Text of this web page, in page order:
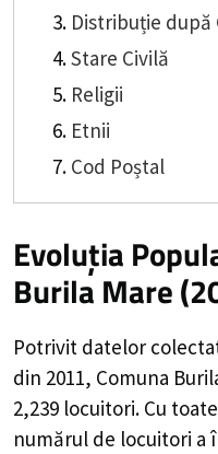
Distribuție după
Stare Civilă
Religii
Etnii
Cod Poștal
Evoluția
Burila Mare
Potrivit datelor
din 2011, Comuna
2,239 locuitori. Cu
numărul de locuitori a